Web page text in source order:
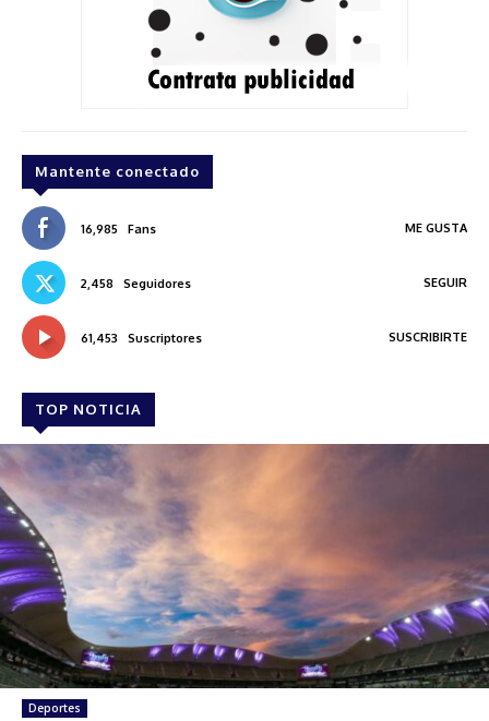
Mantente conectado
16,985 Fans ME GUSTA
2,458 Seguidores SEGUIR
61,453 Suscriptores SUSCRIBIRTE
TOP NOTICIA
Deportes